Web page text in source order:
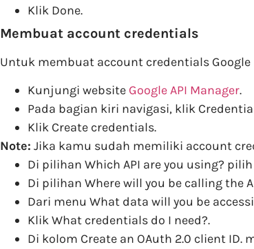
Klik Done.
Membuat account credentials
Untuk membuat account credentials
Kunjungi website Google API Manager.
Pada bagian kiri navigasi, klik
Klik Create credentials.
Note: Jika kamu sudah memiliki account
Di pilihan Which API are you using? pilih
Di pilihan Where will you be calling the
Dari menu What data will you be
Klik What credentials do I need?.
Di kolom Create an OAuth 2.0 client